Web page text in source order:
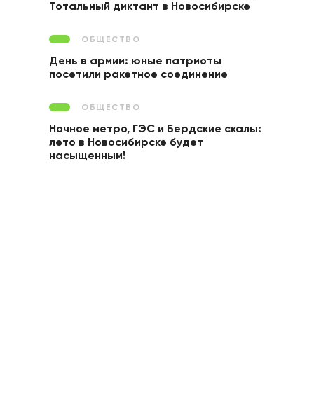
Тотальный диктант в Новосибирске
ОБЩЕСТВО
День в армии: юные патриоты
посетили ракетное соединение
ОБЩЕСТВО
Ночное метро, ГЭС и Бердские скалы:
лето в Новосибирске будет
насыщенным!